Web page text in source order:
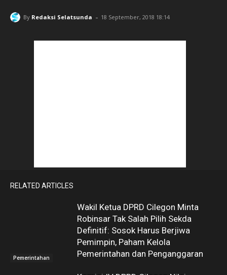
By Redaksi Selatsunda - 18 September, 2018 18:14
RELATED ARTICLES
Pemerintahan
Wakil Ketua DPRD Cilegon Minta
Robinsar Tak Salah Pilih Sekda
Definitif: Sosok Harus Berjiwa
Pemimpin, Paham Kelola
Pemerintahan dan Penganggaran